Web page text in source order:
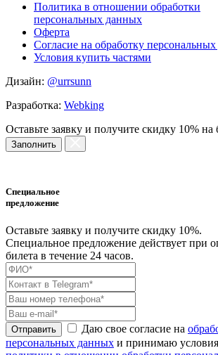
Политика в отношении обработки
персональных данных
Оферта
Согласие на обработку
Условия купить частями
Дизайн: @urrsunn
Разработка: Webking
Оставьте заявку и получите скидку 10% на
Заполнить
Специальное
предложение
Оставьте заявку и получите скидку 10%.
Специальное предложение действует при
билета в течение 24 часов.
Отправить Даю свое согласие на
персональных данных и принимаю условия